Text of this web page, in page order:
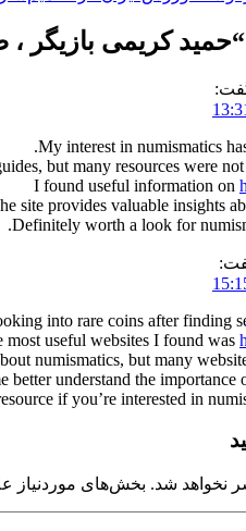
حمید کریمی بازیگر
My interest in numismatics
but many resources were not
I found useful information on
site provides valuable insights
Definitely worth a look for
into rare coins after finding
most useful websites I found was
numismatics, but many
understand the importance
if you’re interested in
نخواهد شد. بخش‌های موردنیاز